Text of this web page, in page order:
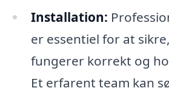
Installation:
er essentiel for at
fungerer korrekt og
Et erfarent team kan